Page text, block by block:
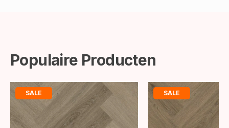
Populaire Producten
SALE SALE